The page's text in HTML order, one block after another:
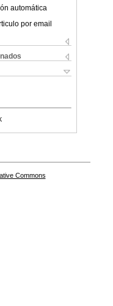
automática
por email
Commons